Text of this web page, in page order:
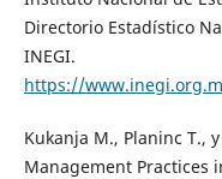
Directorio Estadístico
INEGI.
https://
Kukanja M., Planinc T.,
Management Practices